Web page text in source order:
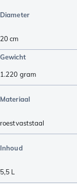
Diameter
20 cm
Gewicht
1.220 gram
Materiaal
roestvaststaal
Inhoud
5,5 L